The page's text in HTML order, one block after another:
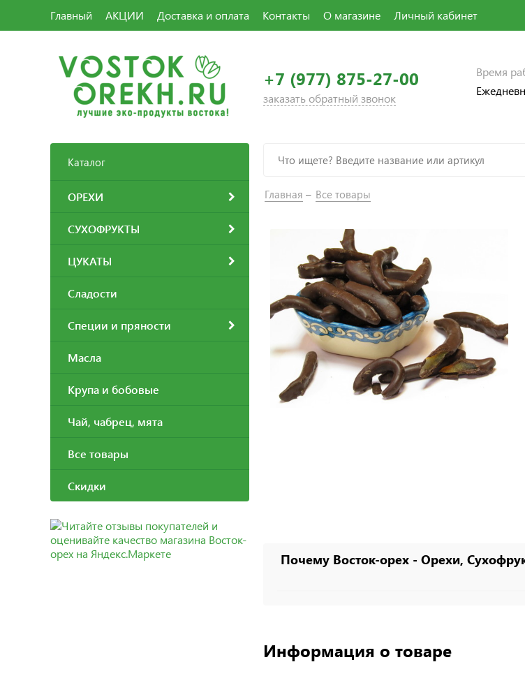
Главный АКЦИИ Доставка и оплата Контакты О магазине Личный кабинет
+7 (977) 875-27-00
заказать обратный звонок
Время
Каталог
ОРЕХИ
СУХОФРУКТЫ
ЦУКАТЫ
Сладости
Специи и пряности
Масла
Крупа и бобовые
Чай, чабрец, мята
Все товары
Скидки
Главная Все товары
Почему Восток-орех - Орехи,
Информация о товаре